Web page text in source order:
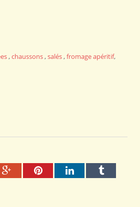
,chaussons,salés,fromageapéritif,
Google+PinterestLinkedInTumblr